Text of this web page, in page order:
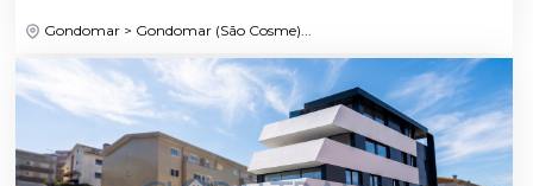
Gondomar > Gondomar (São Cosme)...